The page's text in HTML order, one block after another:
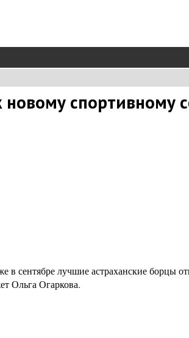
новому спортивному
в сентябре лучшие астраханские борцы
Ольга Огаркова.